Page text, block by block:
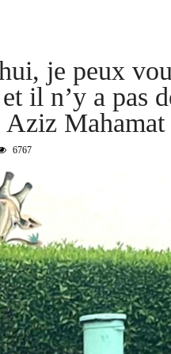
Tchad : la Hama suspend l’examen
Boko Haram et la nouvelle donne
« Notre arrestation n’a servi à
je peux
et il n’y a pas
Mahamat
6767